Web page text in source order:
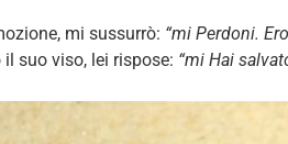
mi sussurrò: “mi Perdoni.
suo viso, lei rispose: “mi Hai